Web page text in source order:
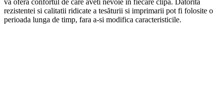
rezistentei si calitatii ridicate a tesăturii si imprimarii pot fi folosite o
perioada lunga de timp, fara a-si modifica caracteristicile.